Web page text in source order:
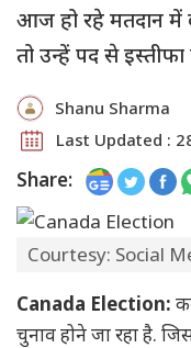
आज हो रहे मतदान में
तो उन्हें पद से इस्तीफा
Shanu Sharma
Last Updated :
Share:
Courtesy: Social
Canada Election:
चुनाव होने जा रहा है.